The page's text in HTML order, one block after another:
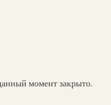
момент закрыто.